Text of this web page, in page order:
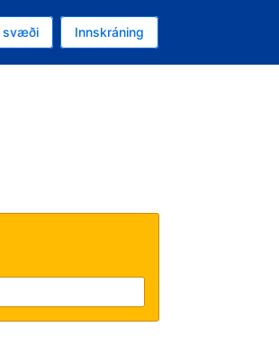
Bandaríkjadalur
tungumál þitt Íslensku
svæði Innskráning